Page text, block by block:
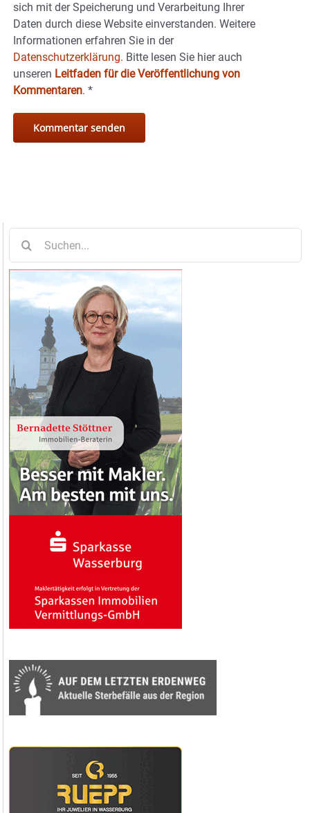
sich mit der Speicherung und Verarbeitung Ihrer
Daten durch diese Website einverstanden. Weitere
Informationen erfahren Sie in der
Datenschutzerklärung. Bitte lesen Sie hier auch
unseren Leitfaden für die Veröffentlichung von
Kommentaren. *
nach: